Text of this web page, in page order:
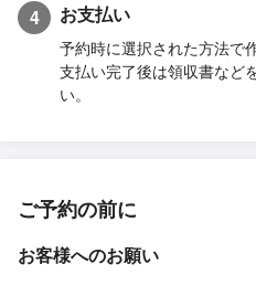
4 お支払い
予約時に選択された方法で
支払い完了後は領収書など
い。
ご予約の前に
お客様へのお願い